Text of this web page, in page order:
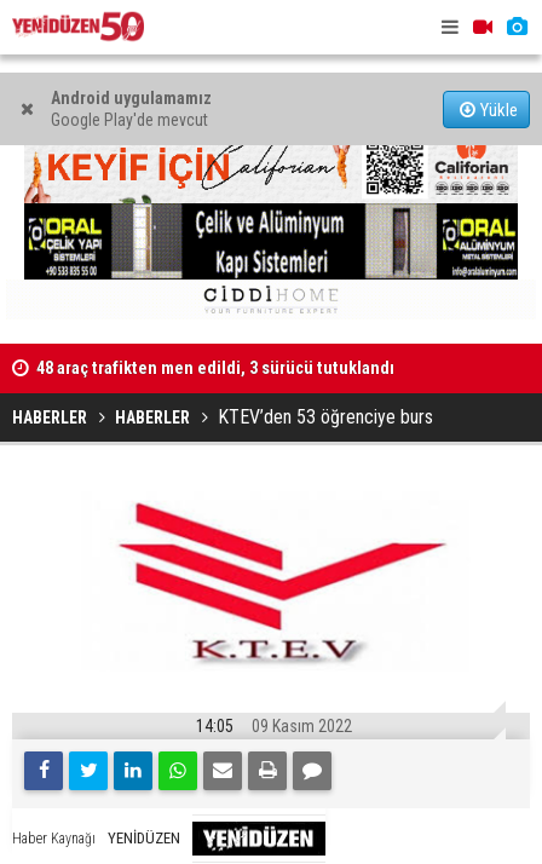
Android uygulamamız
Google Play'de mevcut
Yükle
Kaldırıma düşen scooter sürücüsü yaralandı
HABERLER HABERLER KTEV’den 53 öğrenciye burs
14:05 09 Kasım 2022
Haber Kaynağı YENİDÜZEN